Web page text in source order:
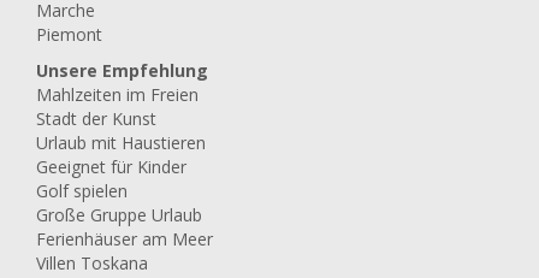
Marche
Piemont
Unsere Empfehlung
Mahlzeiten im Freien
Stadt der Kunst
Urlaub mit Haustieren
Geeignet für Kinder
Golf spielen
Große Gruppe Urlaub
Ferienhäuser am Meer
Villen Toskana